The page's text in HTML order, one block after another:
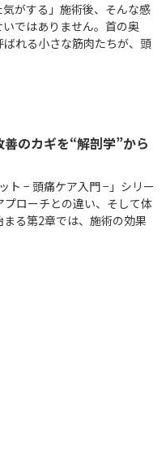
気がする」施術後、そんな感
ではありません。首の奥
れる小さな筋肉たちが、頭
のカギを“解剖学”から
ト − 頭痛ケア入門 −」シリー
ローチとの違い、そして体
る第2章では、施術の効果